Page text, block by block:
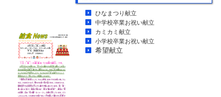
ひなまつり献立
中学校卒業お祝い献立
カミカミ献立
小学校卒業お祝い献立
希望献立